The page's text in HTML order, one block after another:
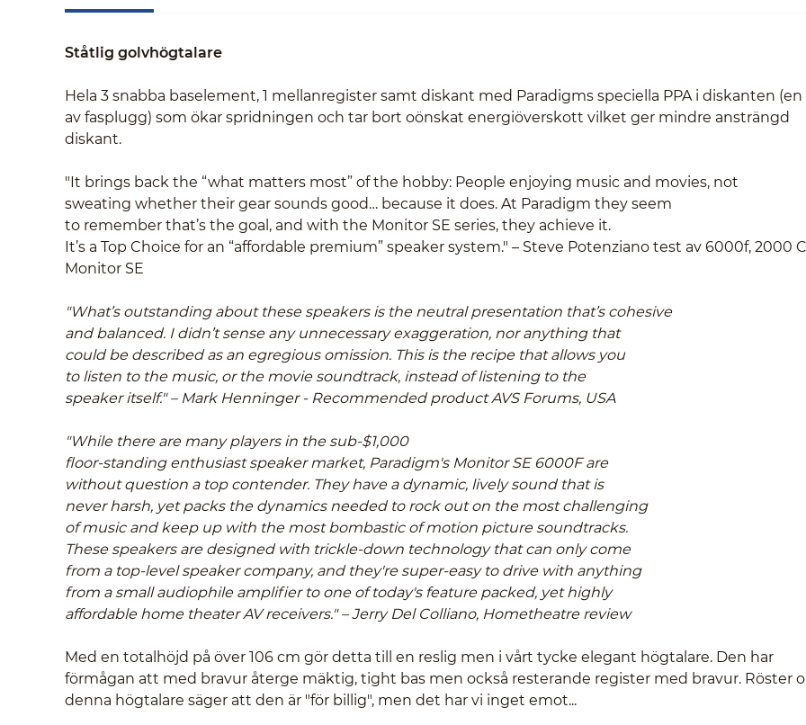
Ståtlig golvhögtalare
Hela 3 snabba baselement, 1 mellanregister samt diskant med Paradigms speciella PPA i diskanten
av fasplugg) som ökar spridningen och tar bort oönskat energiöverskott vilket ger mindre ansträngd
diskant.
"It brings back the “what matters most” of the hobby: People enjoying music and movies, not
sweating whether their gear sounds good… because it does. At Paradigm they seem
to remember that’s the goal, and with the Monitor SE series, they achieve it.
It’s a Top Choice for an “affordable premium” speaker system." – Steve Potenziano test av 6000f, 2000
Monitor SE
"What’s outstanding about these speakers is the neutral presentation that’s cohesive
and balanced. I didn’t sense any unnecessary exaggeration, nor anything that
could be described as an egregious omission. This is the recipe that allows you
to listen to the music, or the movie soundtrack, instead of listening to the
speaker itself." – Mark Henninger - Recommended product AVS Forums, USA
"While there are many players in the sub-$1,000
floor-standing enthusiast speaker market, Paradigm's Monitor SE 6000F are
without question a top contender. They have a dynamic, lively sound that is
never harsh, yet packs the dynamics needed to rock out on the most challenging
of music and keep up with the most bombastic of motion picture soundtracks.
These speakers are designed with trickle-down technology that can only come
from a top-level speaker company, and they're super-easy to drive with anything
from a small audiophile amplifier to one of today's feature packed, yet highly
affordable home theater AV receivers." – Jerry Del Colliano, Hometheatre review
Med en totalhöjd på över 106 cm gör detta till en reslig men i vårt tycke elegant högtalare. Den har
förmågan att med bravur återge mäktig, tight bas men också resterande register med bravur. Röster
denna högtalare säger att den är "för billig", men det har vi inget emot...